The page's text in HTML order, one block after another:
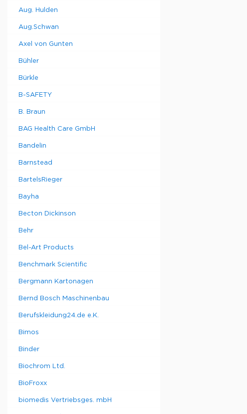
Aug. Hulden
Aug.Schwan
Axel von Gunten
Bühler
Bürkle
B-SAFETY
B. Braun
BAG Health Care GmbH
Bandelin
Barnstead
BartelsRieger
Bayha
Becton Dickinson
Behr
Bel-Art Products
Benchmark Scientific
Bergmann Kartonagen
Bernd Bosch Maschinenbau
Berufskleidung24.de e.K.
Bimos
Binder
Biochrom Ltd.
BioFroxx
biomedis Vertriebsges. mbH